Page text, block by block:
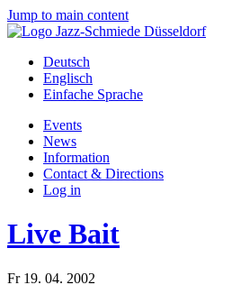
Jump to main content
Deutsch
Englisch
Einfache Sprache
Events
News
Information
Contact & Directions
Log in
Live Bait
Fr 19. 04. 2002